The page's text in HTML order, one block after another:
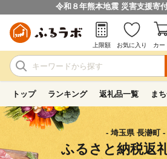
令和８年熊本地震 災害支援寄
上限額 お気に入り カー
トップ ランキング 返礼品一覧 ま
- 埼玉県 長瀞町 -
ふるさと納税返